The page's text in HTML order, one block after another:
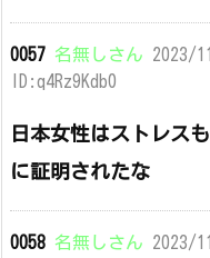
0057 名無しさん 2023/
ID:q4Rz9Kdb0
日本女性はストレス
に証明されたな
0058 名無しさん 2023/